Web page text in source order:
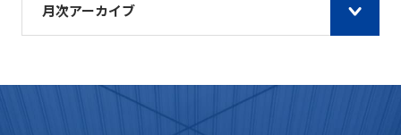
月次アーカイブ